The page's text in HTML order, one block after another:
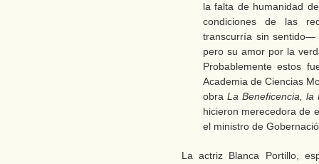
la falta de humanidad
condiciones de las
transcurría sin sentido—
pero su amor por la
Probablemente estos
Academia de Ciencias
obra La Beneficencia, la
hicieron merecedora de
el ministro de
La actriz Blanca Portillo,